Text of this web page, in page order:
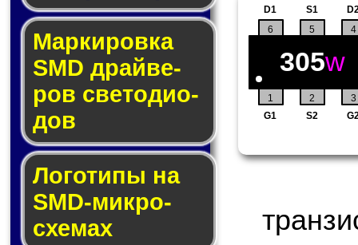
Маркировка
SMD драй­ве­
ров све­то­ди­о­
дов
Логотипы на
SMD-мик­ро­
схе­мах
1 2 3
4
G1 S2
S1
5
6
D1
305w